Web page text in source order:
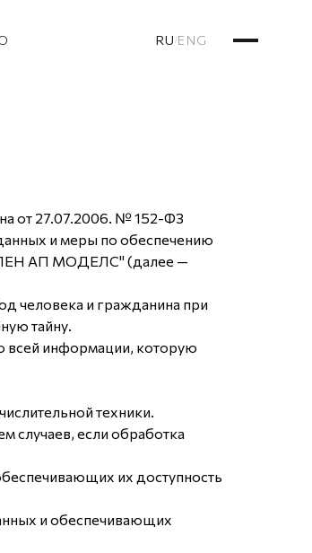
RU/ENG
от 27.07.2006. № 152-ФЗ
и меры по обеспечению
АП МОДЕЛС" (далее —
человека и гражданина при
тайну.
всей информации, которую
техники.
случаев, если обработка
их доступность
и обеспечивающих